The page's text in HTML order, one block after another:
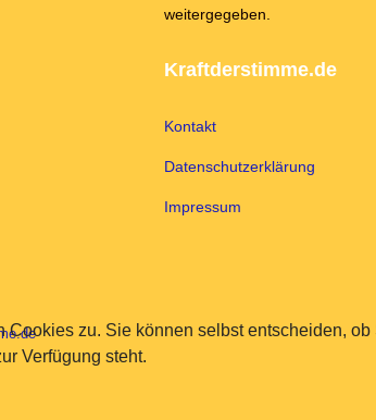
weitergegeben.
Kraftderstimme.de
Kontakt
Datenschutzerklärung
Impressum
zu. Sie können selbst entscheiden,
Verfügung steht.